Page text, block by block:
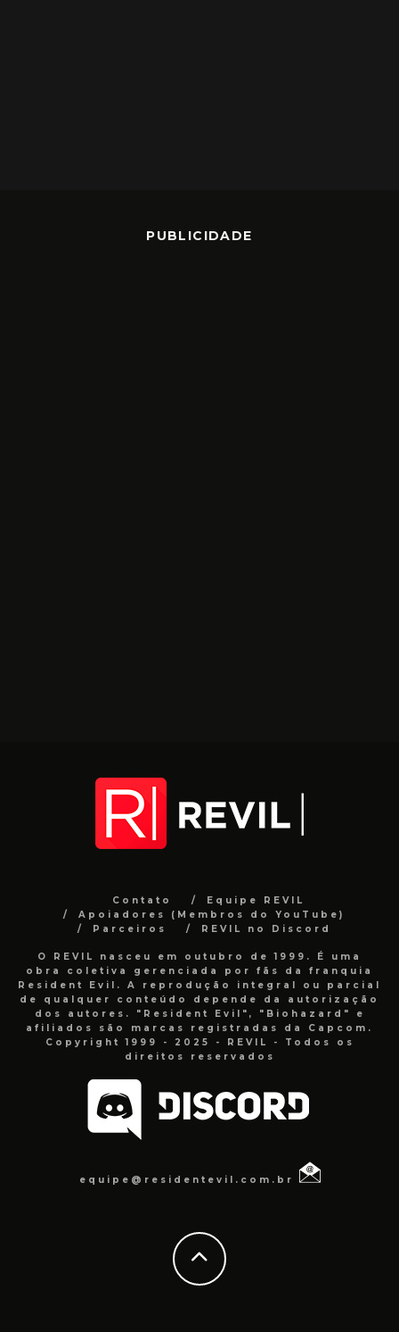
PUBLICIDADE
Contato
Equipe REVIL
Apoiadores (Membros do YouTube)
Parceiros
REVIL no Discord
O REVIL nasceu em outubro de 1999. É uma
obra coletiva gerenciada por fãs da franquia
Resident Evil. A reprodução integral ou parcial
de qualquer conteúdo depende da autorização
dos autores. "Resident Evil", "Biohazard" e
afiliados são marcas registradas da Capcom.
Copyright 1999 - 2025 - REVIL - Todos os
direitos reservados
equipe@residentevil.com.br